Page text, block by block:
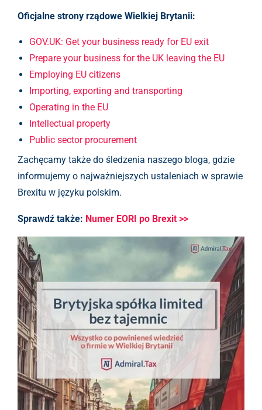
Oficjalne strony rządowe Wielkiej Brytanii:
GOV.UK: Get your business ready for EU exit
Prepare your business for the UK leaving the EU
Employing EU citizens
Importing, exporting and transporting
Operating in the EU
Intellectual property
Public sector procurement
Zachęcamy także do śledzenia naszego bloga, gdzie
informujemy o najważniejszych ustaleniach w sprawie
Brexitu w języku polskim.
Sprawdź także: Numer EORI po Brexit >>